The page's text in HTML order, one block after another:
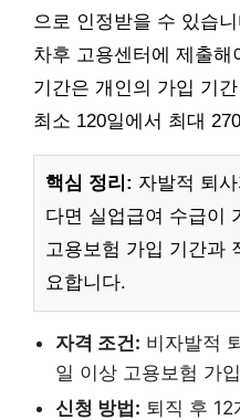
으로 인정받을 수 있습
차후 고용센터에 제출
기간은 개인의 가입 기
최소 120일에서 최대
핵심 정리: 자발적 퇴
다면 실업급여 수급이
고용보험 가입 기간과
요합니다.
자격 조건: 비자발적
일 이상 고용보험 가입
신청 방법: 퇴직 후 12